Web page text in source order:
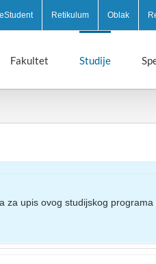
eStudent Retikulum Oblak
Fakultet Studije
za upis ovog studijskog